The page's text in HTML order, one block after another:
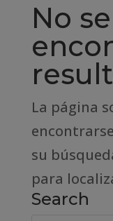
No se
La página
su
para
Search